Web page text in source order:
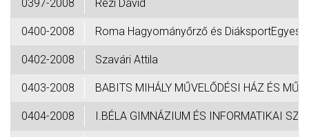
0397-2008 Rezi Dávid
0400-2008 Roma Hagyományőrző és
0402-2008 Szavári Attila
0403-2008 BABITS MIHÁLY MŰVELŐDÉSI HÁZ ÉS
0404-2008 I.BÉLA GIMNÁZIUM ÉS INFORMATIKAI